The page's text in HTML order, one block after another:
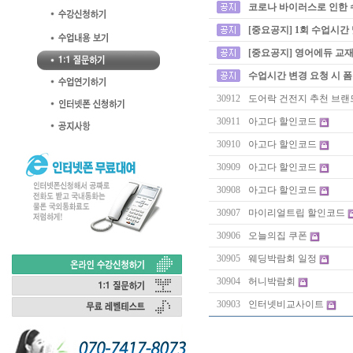
코로나 바이러스로 인한
[중요공지] 1회 수업시
[중요공지] 영어에듀 교
수업시간 변경 요청 시
30912 도어락 건전지 추천 브
30911 아고다 할인코드
30910 아고다 할인코드
30909 아고다 할인코드
30908 아고다 할인코드
30907 마이리얼트립 할인코드
30906 오늘의집 쿠폰
30905 웨딩박람회 일정
30904 허니박람회
30903 인터넷비교사이트